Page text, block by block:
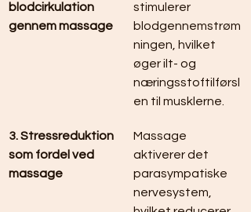
blodcirkulation
gennem massage
stimulerer
blodgennemstrøm
ningen, hvilket
øger ilt- og
næringsstoftilførsl
en til musklerne.
3. Stressreduktion
som fordel ved
massage
Massage
aktiverer det
parasympatiske
nervesystem,